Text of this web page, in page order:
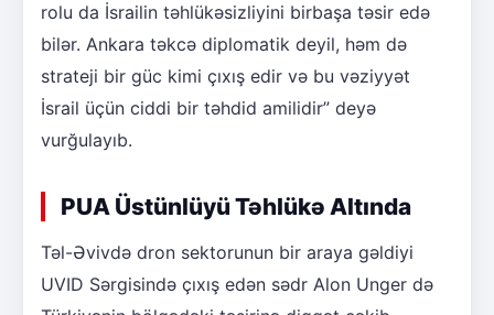
rolu da İsrailin təhlükəsizliyini birbaşa təsir edə
bilər. Ankara təkcə diplomatik deyil, həm də
strateji bir güc kimi çıxış edir və bu vəziyyət
İsrail üçün ciddi bir təhdid amilidir” deyə
vurğulayıb.
PUA Üstünlüyü Təhlükə Altında
Təl-Əvivdə dron sektorunun bir araya gəldiyi
UVID Sərgisində çıxış edən sədr Alon Unger də